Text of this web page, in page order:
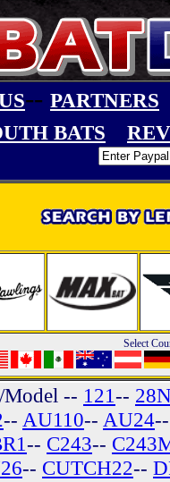
-- PARTNERS
BATS
Select
Model -- 121--
-- AU110-- AU24
-- C243--
-- CUTCH22--